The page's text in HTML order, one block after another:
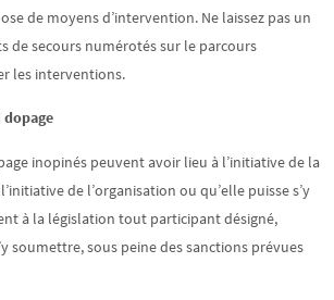
de moyens d’intervention. Ne laissez pas un
de secours numérotés sur le parcours
les interventions.
dopage
inopinés peuvent avoir lieu à l’initiative de la
de l’organisation ou qu’elle puisse s’y
à la législation tout participant désigné,
soumettre, sous peine des sanctions prévues